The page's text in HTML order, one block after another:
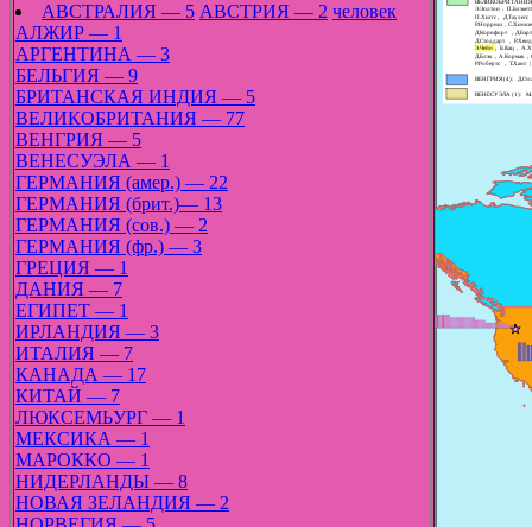
АВСТРАЛИЯ — 5 АВСТРИЯ — 2 человек
АЛЖИР — 1
АРГЕНТИНА — 3
БЕЛЬГИЯ — 9
БРИТАНСКАЯ ИНДИЯ — 5
ВЕЛИКОБРИТАНИЯ — 77
ВЕНГРИЯ — 5
ВЕНЕСУЭЛА — 1
ГЕРМАНИЯ (амер.) — 22
ГЕРМАНИЯ (брит.)— 13
ГЕРМАНИЯ (сов.) — 2
ГЕРМАНИЯ (фр.) — 3
ГРЕЦИЯ — 1
ДАНИЯ — 7
ЕГИПЕТ — 1
ИРЛАНДИЯ — 3
ИТАЛИЯ — 7
КАНАДА — 17
КИТАЙ — 7
ЛЮКСЕМЬУРГ — 1
МЕКСИКА — 1
МАРОККО — 1
НИДЕРЛАНДЫ — 8
НОВАЯ ЗЕЛАНДИЯ — 2